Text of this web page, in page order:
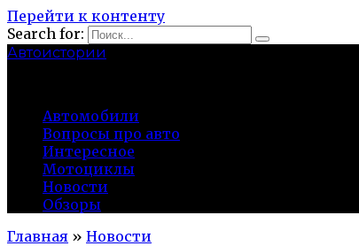
Перейти к контенту
Search for:
Автоистории
Автомобили
Вопросы про авто
Интересное
Мотоциклы
Новости
Обзоры
Главная » Новости